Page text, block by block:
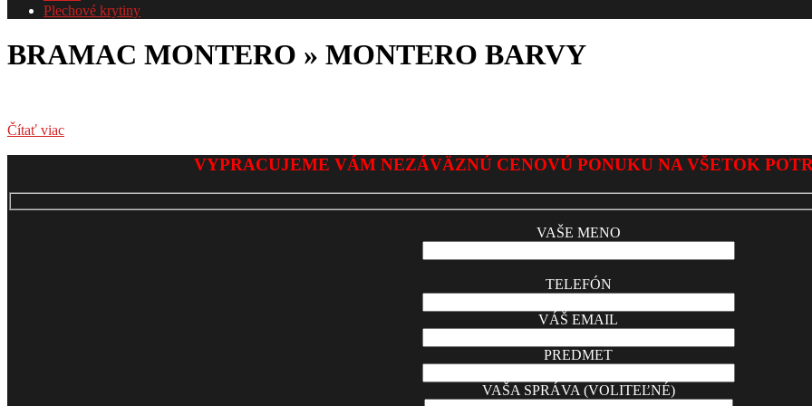
Plechové krytiny
BRAMAC MONTERO » MONTERO BARVY
Čítať viac
2017-
25
VYPRACUJEME VÁM NEZÁVÄZNÚ CENOVÚ PONUKU NA VŠETOK
VAŠE MENO
TELEFÓN
VÁŠ EMAIL
PREDMET
VAŠA SPRÁVA (VOLITEĽNÉ)